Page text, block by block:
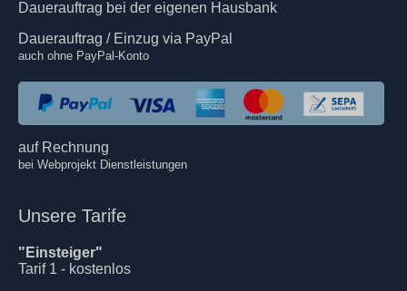
Dauerauftrag bei der eigenen Hausbank
Dauerauftrag / Einzug via PayPal
auch ohne PayPal-Konto
auf Rechnung
bei Webprojekt Dienstleistungen
Unsere Tarife
"Einsteiger"
Tarif 1 - kostenlos